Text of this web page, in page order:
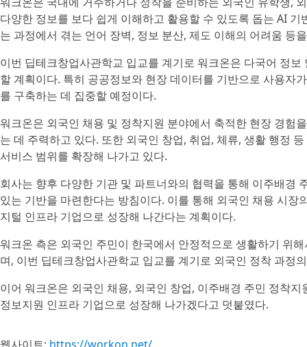
다양한 정보를 보다 쉽게 이해하고 활용할 수 있도록 돕는 AI
는 과정에서 겪는 언어 장벽, 정보 분산, 제도 이해의 어려움 등
이번 딥테크창업사관학교 입교를 계기로 워크온은 다국어 정
할 계획이다. 특히 공공정보와 현장 데이터를 기반으로 사용자
를 구축하는 데 집중할 예정이다.
워크온은 외국인 채용 및 정착지원 분야에서 축적한 현장 경험
는 데 주력하고 있다. 또한 외국인 창업, 취업, 체류, 생활 행정
서비스 범위를 확장해 나가고 있다.
회사는 향후 다양한 기관 및 파트너와의 협력을 통해 이주배경
있는 기반을 마련한다는 방침이다. 이를 통해 외국인 채용 시
지털 인프라 기업으로 성장해 나간다는 계획이다.
워크온 측은 외국인 주민이 한국에서 안정적으로 생활하기 위
며, 이번 딥테크창업사관학교 입교를 계기로 외국인 정착 과정
이어 워크온은 외국인 채용, 외국인 창업, 이주배경 주민 정착
정보지원 인프라 기업으로 성장해 나가겠다고 덧붙였다.